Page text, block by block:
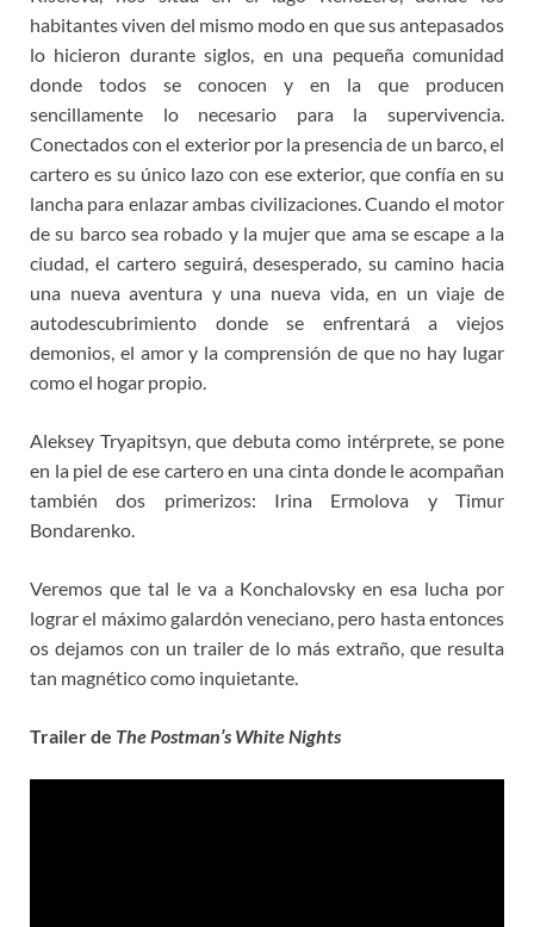
habitantes viven del mismo modo en que sus antepasados
lo hicieron durante siglos, en una pequeña comunidad
donde todos se conocen y en la que producen
sencillamente lo necesario para la supervivencia.
Conectados con el exterior por la presencia de un barco, el
cartero es su único lazo con ese exterior, que confía en su
lancha para enlazar ambas civilizaciones. Cuando el motor
de su barco sea robado y la mujer que ama se escape a la
ciudad, el cartero seguirá, desesperado, su camino hacia
una nueva aventura y una nueva vida, en un viaje de
autodescubrimiento donde se enfrentará a viejos
demonios, el amor y la comprensión de que no hay lugar
como el hogar propio.
Aleksey Tryapitsyn, que debuta como intérprete, se pone
en la piel de ese cartero en una cinta donde le acompañan
también dos primerizos: Irina Ermolova y Timur
Bondarenko.
Veremos que tal le va a Konchalovsky en esa lucha por
lograr el máximo galardón veneciano, pero hasta entonces
os dejamos con un trailer de lo más extraño, que resulta
tan magnético como inquietante.
Trailer de The Postman’s White Nights